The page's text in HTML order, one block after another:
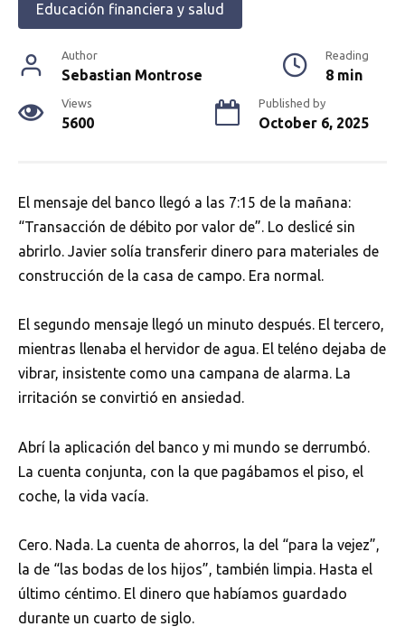
Educación financiera y salud
Author
Sebastian Montrose
Reading
8 min
Views
5600
Published by
October 6, 2025
El mensaje del banco llegó a las 7:15 de la mañana:
“Transacción de débito por valor de”. Lo deslicé sin
abrirlo. Javier solía transferir dinero para materiales de
construcción de la casa de campo. Era normal.
El segundo mensaje llegó un minuto después. El tercero,
mientras llenaba el hervidor de agua. El teléno dejaba de
vibrar, insistente como una campana de alarma. La
irritación se convirtió en ansiedad.
Abrí la aplicación del banco y mi mundo se derrumbó.
La cuenta conjunta, con la que pagábamos el piso, el
coche, la vida vacía.
Cero. Nada. La cuenta de ahorros, la del “para la vejez”,
la de “las bodas de los hijos”, también limpia. Hasta el
último céntimo. El dinero que habíamos guardado
durante un cuarto de siglo.